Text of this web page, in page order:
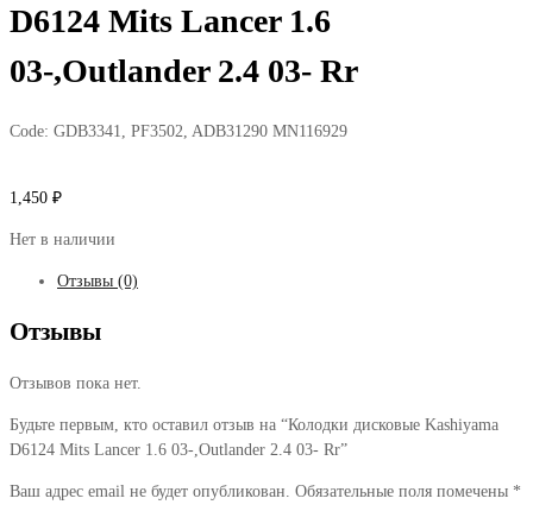
D6124 Mits Lancer 1.6
03-,Outlander 2.4 03- Rr
Code: GDB3341, PF3502, ADB31290 MN116929
1,450 ₽
Нет в наличии
Отзывы (0)
Отзывы
Отзывов пока нет.
Будьте первым, кто оставил отзыв на “Колодки дисковые Kashiyama
D6124 Mits Lancer 1.6 03-,Outlander 2.4 03- Rr”
Ваш адрес email не будет опубликован. Обязательные поля помечены *